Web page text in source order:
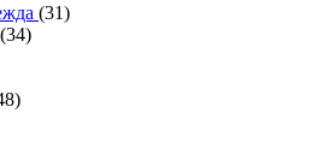
(31)
(34)